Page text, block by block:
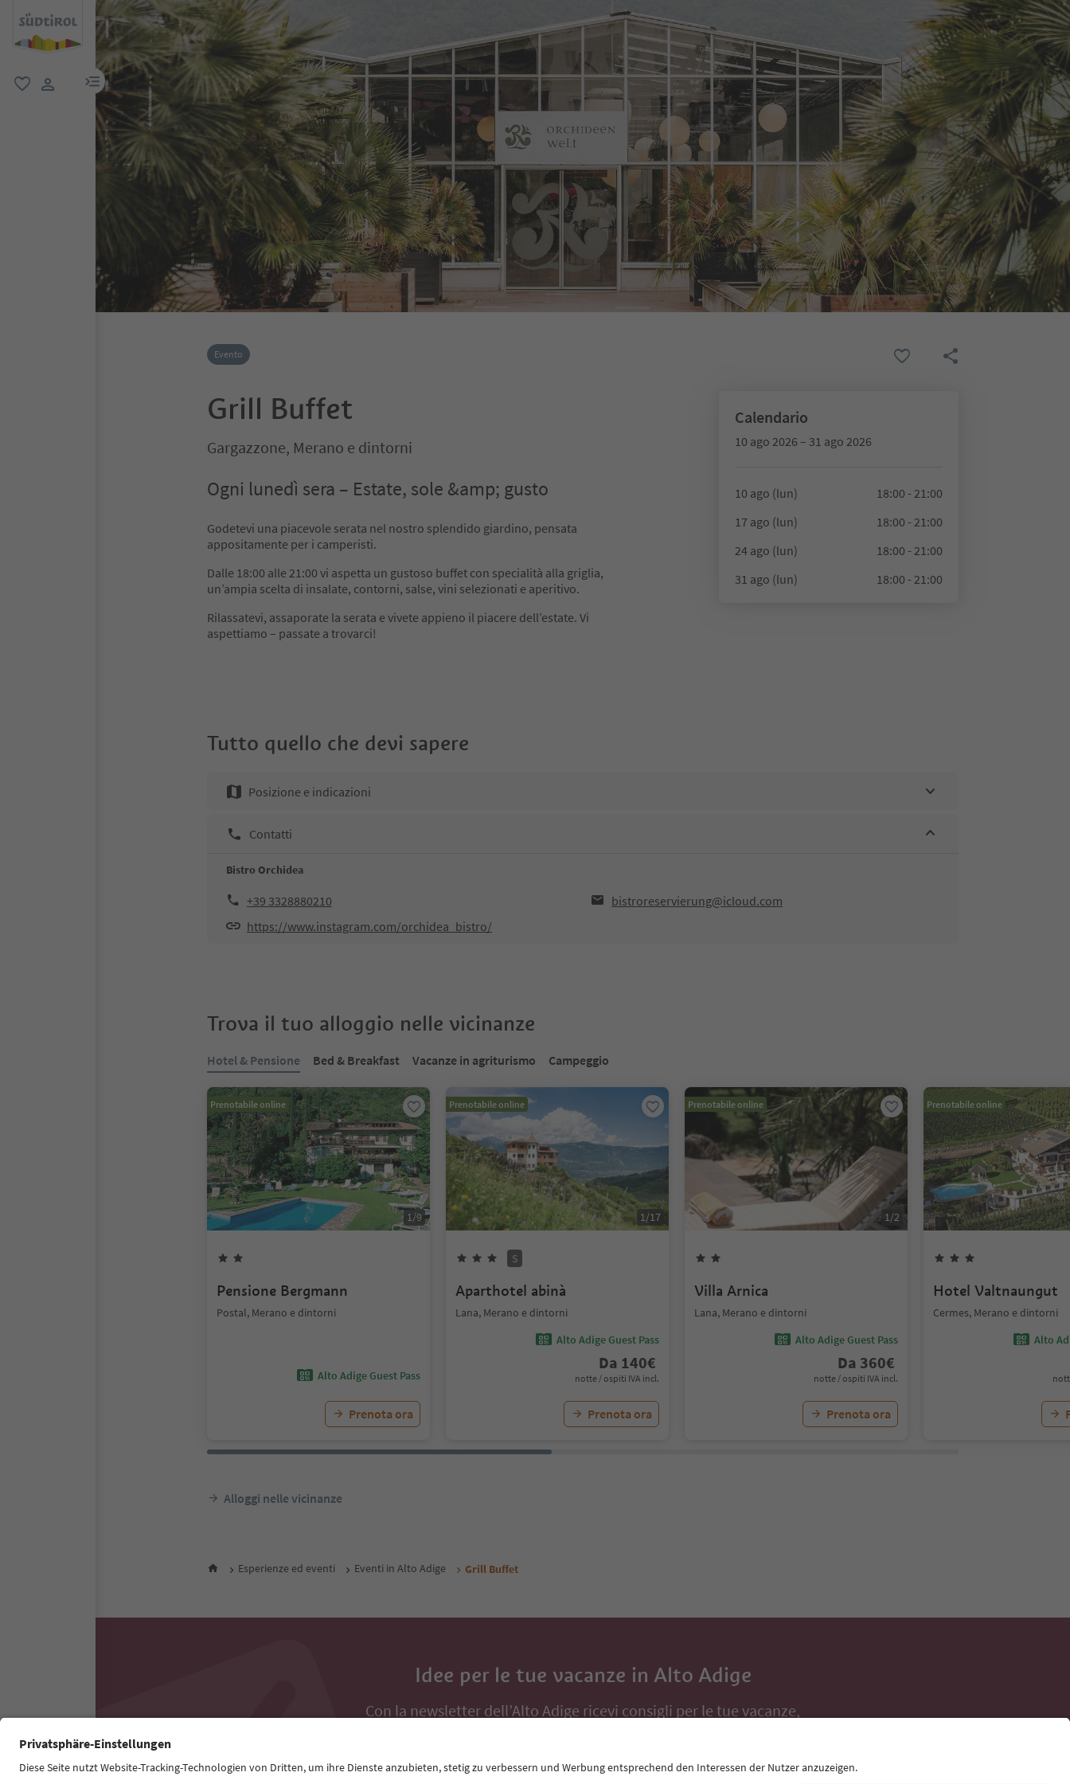
menu link
Evento
Grill Buffet
Gargazzone, Merano e dintorni
Ogni lunedì sera – Estate, sole &amp; gusto
Godetevi una piacevole serata nel nostro splendido giardino, pensata
appositamente per i camperisti.
Dalle 18:00 alle 21:00 vi aspetta un gustoso buffet con specialità alla griglia,
un’ampia scelta di insalate, contorni, salse, vini selezionati e aperitivo.
Rilassatevi, assaporate la serata e vivete appieno il piacere dell’estate. Vi
aspettiamo – passate a trovarci!
Calendario
10 ago 2026 – 31 ago 2026
10 ago (lun)
18:00 - 21:00
17 ago (lun)
18:00 - 21:00
24 ago (lun)
18:00 - 21:00
31 ago (lun)
18:00 - 21:00
Tutto quello che devi sapere
Posizione e indicazioni
Contatti
Bistro Orchidea
+39 3328880210
bistroreservierung@icloud.com
https://www.instagram.com/orchidea_bistro/
Trova il tuo alloggio nelle vicinanze
Hotel & Pensione Bed & Breakfast Vacanze in agriturismo Campeggio
Prenotabile online
1/9
Pensione Bergmann
Postal, Merano e dintorni
Alto Adige Guest Pass
Prenota ora
Prenotabile online
1/17
S
Aparthotel abinà
Lana, Merano e dintorni
Alto Adige Guest Pass
Da 140€
notte / ospiti IVA incl.
Prenota ora
Prenotabile online
1/2
Villa Arnica
Lana, Merano e dintorni
Alto Adige Guest Pass
Da 360€
notte / ospiti IVA incl.
Prenota ora
Prenotabile online
Hotel Valtnaungut
Cermes, Merano e dintorni
Alto
Alloggi nelle vicinanze
Esperienze ed eventi Eventi in Alto Adige Grill Buffet
Idee per le tue vacanze in Alto Adige
Con la newsletter dell’Alto Adige ricevi consigli per le tue vacanze,